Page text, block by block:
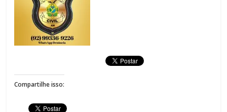
Compartilhe isso: